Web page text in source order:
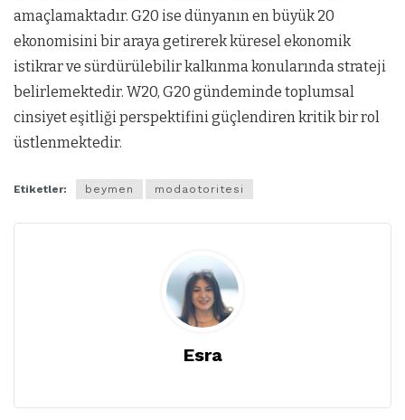
amaçlamaktadır. G20 ise dünyanın en büyük 20
ekonomisini bir araya getirerek küresel ekonomik
istikrar ve sürdürülebilir kalkınma konularında strateji
belirlemektedir. W20, G20 gündeminde toplumsal
cinsiyet eşitliği perspektifini güçlendiren kritik bir rol
üstlenmektedir.
Etiketler: beymen modaotoritesi
Esra